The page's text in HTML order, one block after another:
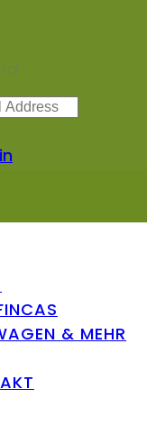
& MEHR